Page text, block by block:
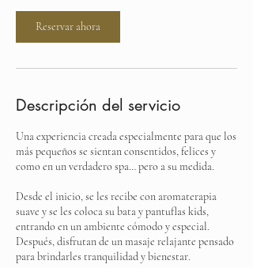
i
n
Reservar ahora
Descripción del servicio
Una experiencia creada especialmente para que los
más pequeños se sientan consentidos, felices y
como en un verdadero spa… pero a su medida.
Desde el inicio, se les recibe con aromaterapia
suave y se les coloca su bata y pantuflas kids,
entrando en un ambiente cómodo y especial.
Después, disfrutan de un masaje relajante pensado
para brindarles tranquilidad y bienestar.